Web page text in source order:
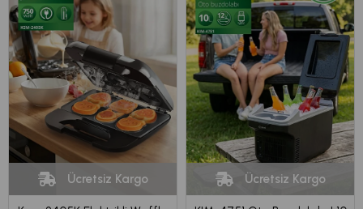
Ücretsiz Kargo Ücretsiz Kargo